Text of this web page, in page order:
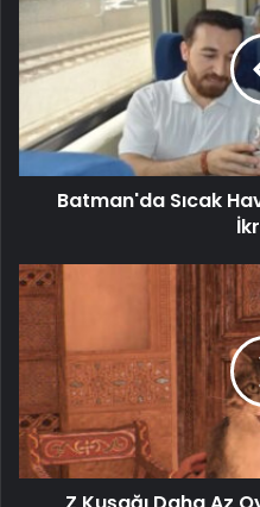
Batman'da Sıcak